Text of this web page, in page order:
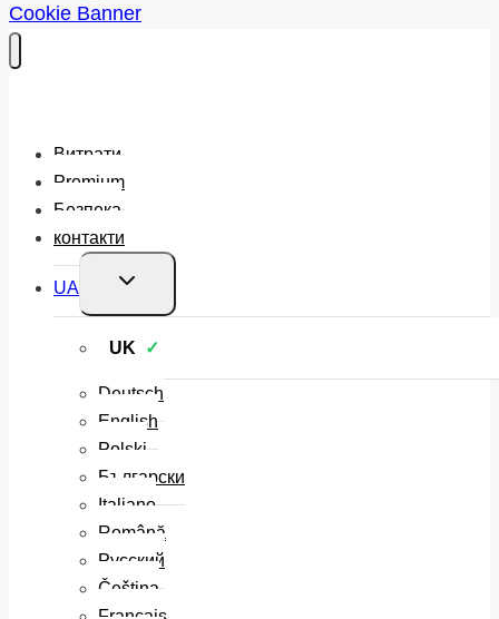
Cookie Banner
Витрати
Premium
Безпека
контакти
UA
Перемкнути
нащадка
UK
Deutsch
English
Polski
Български
Italiano
Română
Русский
Čeština